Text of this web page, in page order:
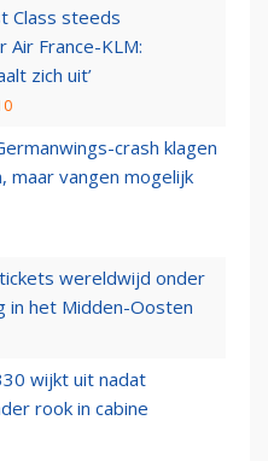
Class steeds
Air France-KLM:
zich uit’
crash klagen
maar vangen mogelijk
wereldwijd onder
in het Midden-Oosten
wijkt uit nadat
rook in cabine